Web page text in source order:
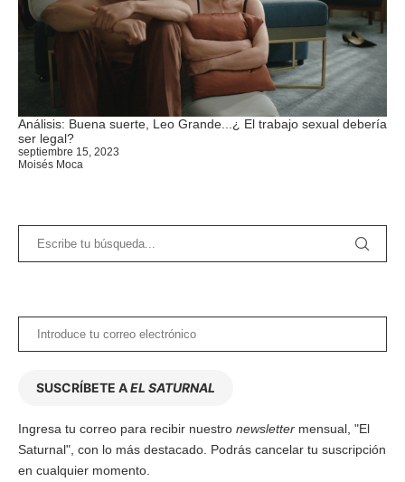
Análisis: Buena suerte, Leo Grande...¿ El trabajo sexual debería
ser legal?
septiembre 15, 2023
Moisés Moca
SUSCRÍBETE AEL SATURNAL
Ingresa tu correo para recibir nuestro newsletter mensual, "El
Saturnal", con lo más destacado. Podrás cancelar tu suscripción
en cualquier momento.